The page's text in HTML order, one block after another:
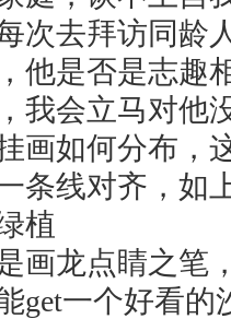
次去拜访同龄
他是否是志趣
我会立马对他
如何分布，这
条线对齐，如
植
龙点睛之笔，
get一个好看